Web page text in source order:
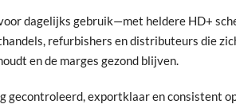
dagelijks gebruik—met heldere HD+
refurbishers en distributeurs die
en de marges gezond blijven.
exportklaar en consistent